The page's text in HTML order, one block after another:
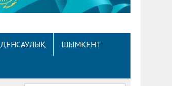
ДЕНСАУЛЫҚ ШЫМКЕНТ